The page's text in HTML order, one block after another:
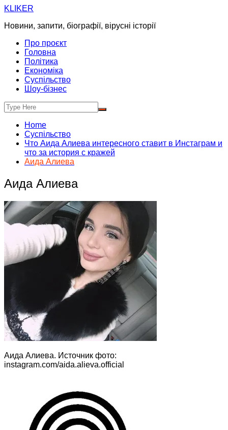
Skip
content
KLIKER
Новини, запити, біографії, вірусні історії
Про проєкт
Головна
Політика
Економіка
Суспільство
Шоу-бізнес
Home
Суспільство
Что Аида Алиева интересного ставит в Инстаграм и
что за история с кражей
Аида Алиева
Аида Алиева
Аида Алиева. Источник фото:
instagram.com/aida.alieva.official